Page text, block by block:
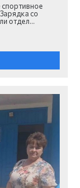
спортивное
со
отдел…